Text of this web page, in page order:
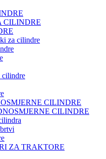
CILINDRE
za cilindre
cilindre
CILINDRE
CILINDRE
ZA TRAKTORE